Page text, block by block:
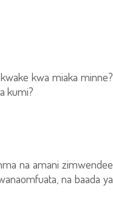
kwa miaka minne?
kumi?
na amani zimwendee
na baada ya